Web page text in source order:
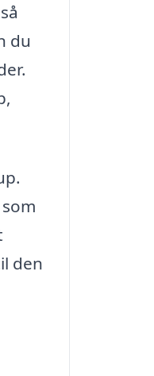
du
den